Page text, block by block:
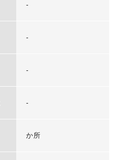
-
-
-
-
か所